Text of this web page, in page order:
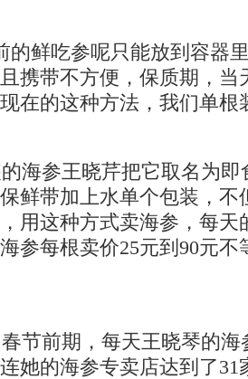
鲜吃参呢只能放到容器
携带不方便，保质期，当
在的这种方法，我们单根
海参王晓芹把它取名为即
鲜带加上水单个包装，不
用这种方式卖海参，每天
参每根卖价25元到90元
节前期，每天王晓琴的海
她的海参专卖店达到了31